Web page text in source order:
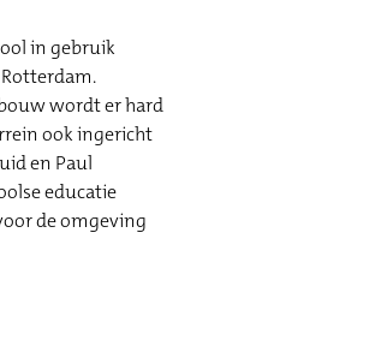
in gebruik
wordt er hard
ook ingericht
en Paul
educatie
de omgeving